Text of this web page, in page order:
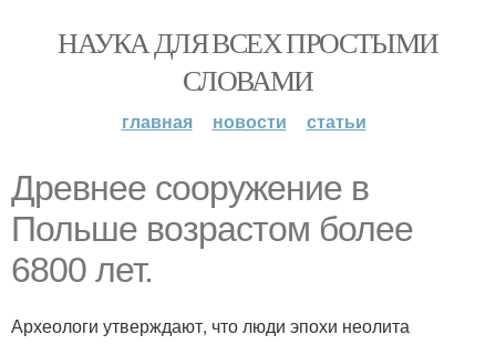
НАУКА ДЛЯ ВСЕХ ПРОСТЫМИ
СЛОВАМИ
главная новости статьи
Древнее сооружение в
Польше возрастом более
6800 лет.
Археологи утверждают, что люди эпохи неолита